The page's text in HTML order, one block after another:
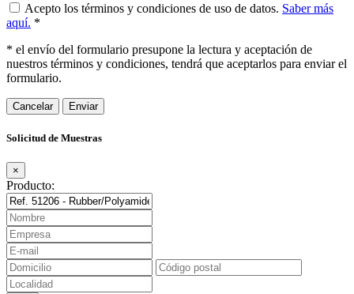
Acepto los términos y condiciones de uso de datos. Saber más
aquí. *
* el envío del formulario presupone la lectura y aceptación de
nuestros términos y condiciones, tendrá que aceptarlos para enviar el
formulario.
Cancelar
Solicitud de Muestras
×
Producto: